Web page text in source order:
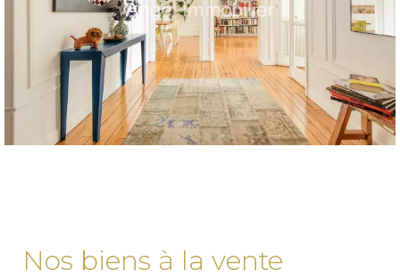
Nos biens à la vente